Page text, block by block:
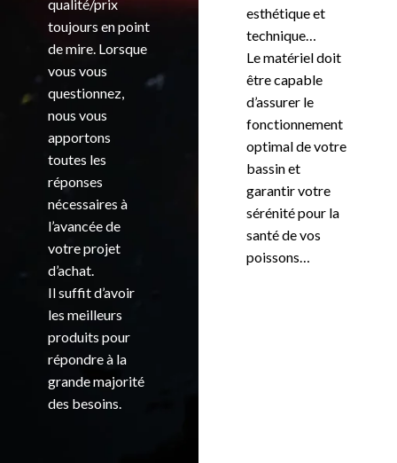
qualité/prix
toujours en point
de mire. Lorsque
vous vous
questionnez,
nous vous
apportons
toutes les
réponses
nécessaires à
l’avancée de
votre projet
d’achat.
Il suffit d’avoir
les meilleurs
produits pour
répondre à la
grande majorité
des besoins.
esthétique et
technique…
Le matériel doit
être capable
d’assurer le
fonctionnement
optimal de votre
bassin et
garantir votre
sérénité pour la
santé de vos
poissons…